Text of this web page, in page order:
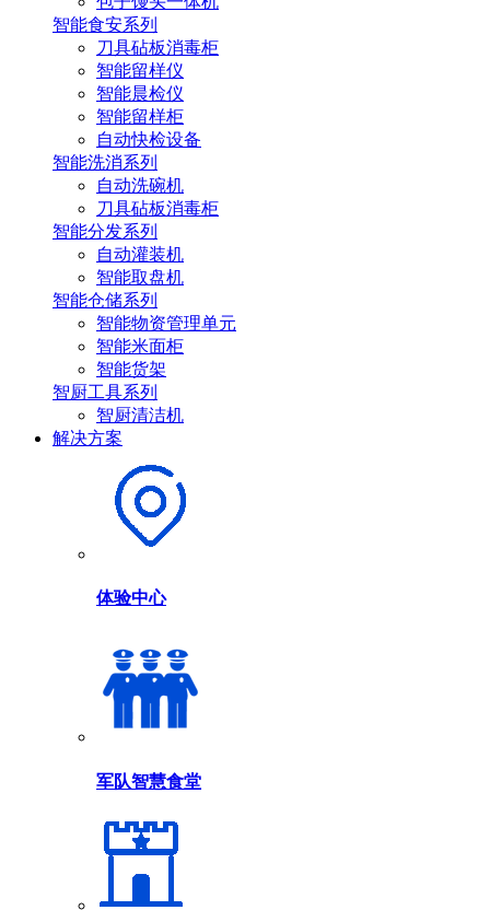
智能食安系列
刀具砧板消毒柜
智能留样仪
智能晨检仪
智能留样柜
自动快检设备
智能洗消系列
自动洗碗机
刀具砧板消毒柜
智能分发系列
自动灌装机
智能取盘机
智能仓储系列
智能物资管理单元
智能米面柜
智能货架
智厨工具系列
智厨清洁机
解决方案
体验中心
军队智慧食堂